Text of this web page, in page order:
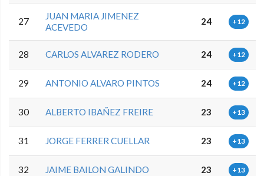
27
JUAN MARIA JIMENEZ
ACEVEDO
24 +12
28 CARLOS ALVAREZ RODERO 24 +12
29 ANTONIO ALVARO PINTOS 24 +12
30 ALBERTO IBAÑEZ FREIRE 23 +13
31 JORGE FERRER CUELLAR 23 +13
32 JAIME BAILON GALINDO 23 +13